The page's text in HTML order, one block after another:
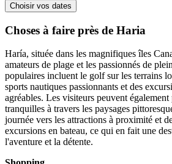
Choisir vos dates
Choses à faire près de Haria
Haría, située dans les magnifiques îles
amateurs de plage et les passionnés de
populaires incluent le golf sur les terrains
sports nautiques passionnants et des
agréables. Les visiteurs peuvent
tranquilles à travers les paysages
journée vers les attractions à proximité et
excursions en bateau, ce qui en fait une
l'aventure et la détente.